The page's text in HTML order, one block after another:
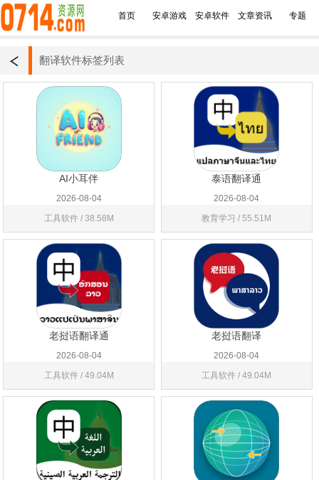
首页 安卓游戏 安卓软件 文章资讯 专题
翻译软件标签列表
AI小耳伴
2026-08-04
工具软件 / 38.58M
泰语翻译通
2026-08-04
教育学习 / 55.51M
老挝语翻译通
2026-08-04
工具软件 / 49.04M
老挝语翻译
2026-08-04
工具软件 / 49.04M